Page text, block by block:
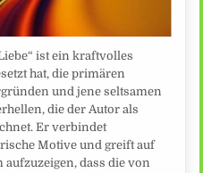
ist ein kraftvolles
hat, die primären
und jene seltsamen
die der Autor als
Er verbindet
Motive und greift auf
dass die von